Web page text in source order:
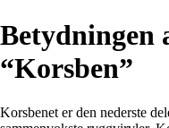
Betydningen
“Korsben”
Korsbenet er den nederste